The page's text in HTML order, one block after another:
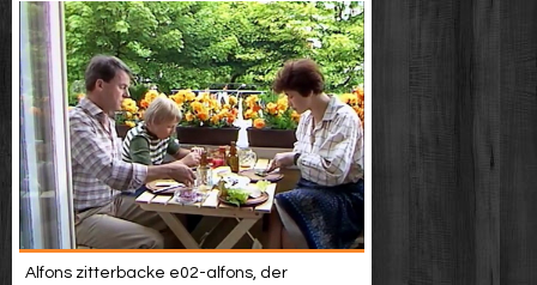
Alfons zitterbacke e02-alfons, der